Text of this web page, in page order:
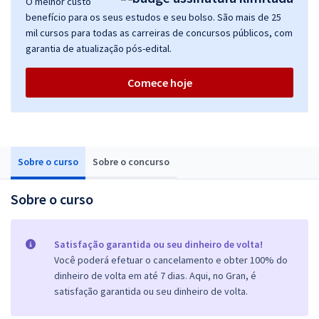
Sobre o curso Sobre o concurso
Sobre o curso
Satisfação garantida ou seu dinheiro de volta!
Você poderá efetuar o cancelamento e obter 100% do
dinheiro de volta em até 7 dias. Aqui, no Gran, é
satisfação garantida ou seu dinheiro de volta.
benefício para os seus estudos e seu bolso. São mais de 25
mil cursos para todas as carreiras de concursos públicos, com
garantia de atualização pós-edital.
Comece hoje